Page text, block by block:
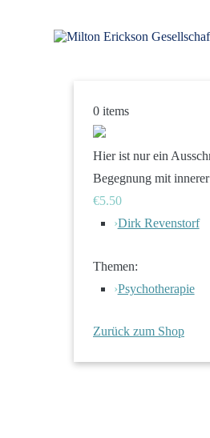
0 items
Hier ist nur ein
Begegnung mit
€5.50
›Dirk Revenstorf
Themen:
›Psychotherapie
Zurück zum Shop